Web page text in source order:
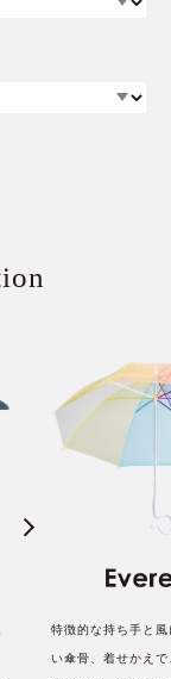
特徴的な持ち手と
い傘骨、着せかえ